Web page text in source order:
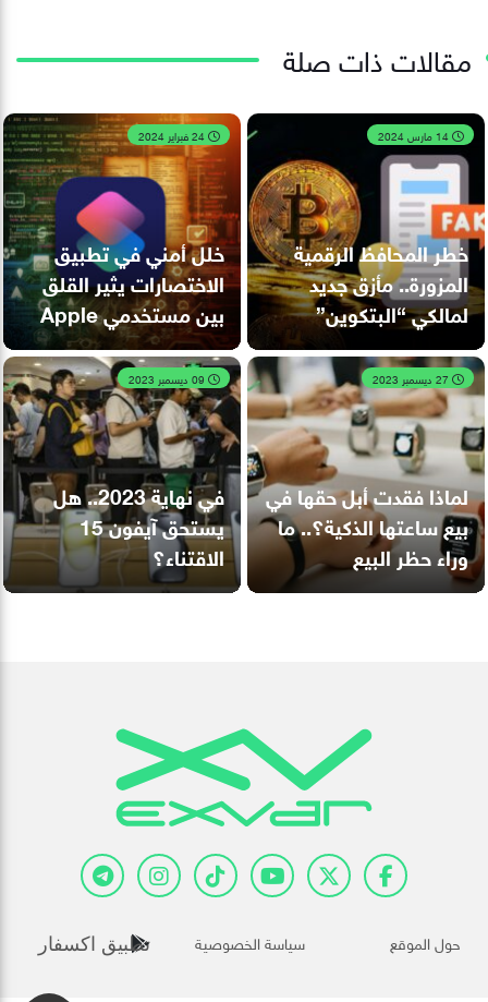
مقالات ذات صلة
خطر المحافظ الرقمية
المزورة.. مأزق جديد
لمالكي “البتكوين”
خلل أمني في تطبيق
الاختصارات يثير القلق
بين مستخدمي Apple
لماذا فقدت أبل حقها في
بيع ساعتها الذكية؟.. ما
وراء حظر البيع
في نهاية 2023.. هل
يستحق آيفون 15
الاقتناء؟
حول الموقع سياسة الخصوصية تطبيق اكسفار